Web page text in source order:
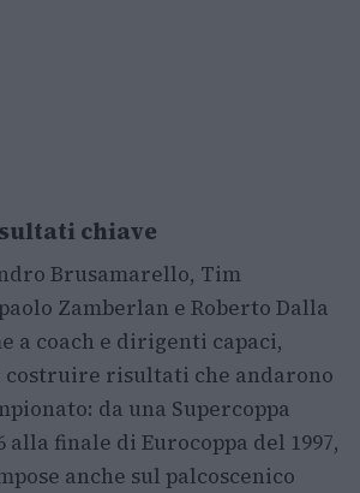
chiave
Brusamarello, Tim
Zamberlan e Roberto Dalla
a coach e dirigenti capaci,
risultati che andarono
da una Supercoppa
alla finale di Eurocoppa del 1997,
anche sul palcoscenico